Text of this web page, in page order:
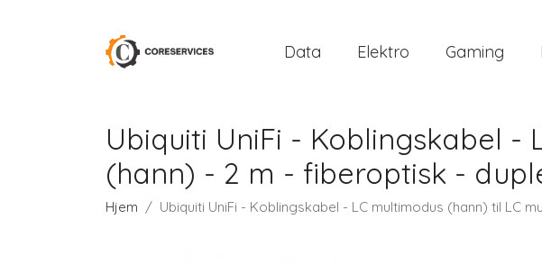
Data Elektro Gaming
Ubiquiti UniFi - Koblingskabel -
(hann) - 2 m - fiberoptisk -
Hjem Ubiquiti UniFi - Koblingskabel - LC multimodus (hann) til LC